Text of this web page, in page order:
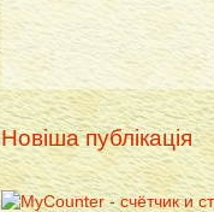
Новіша публікація